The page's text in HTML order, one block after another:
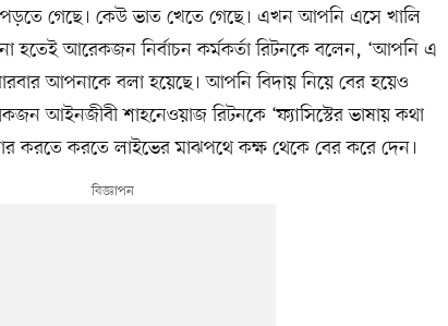
গেছে। কেউ ভাত খেতে গেছে। এখন আপনি এসে খালি
হতেই আরেকজন নির্বাচন কর্মকর্তা রিটনকে বলেন, ‘আপনি এ
আপনাকে বলা হয়েছে। আপনি বিদায় নিয়ে বের হয়েও
আইনজীবী শাহনেওয়াজ রিটনকে ‘ফ্যাসিস্টের ভাষায় কথা
করতে করতে লাইভের মাঝপথে কক্ষ থেকে বের করে দেন।